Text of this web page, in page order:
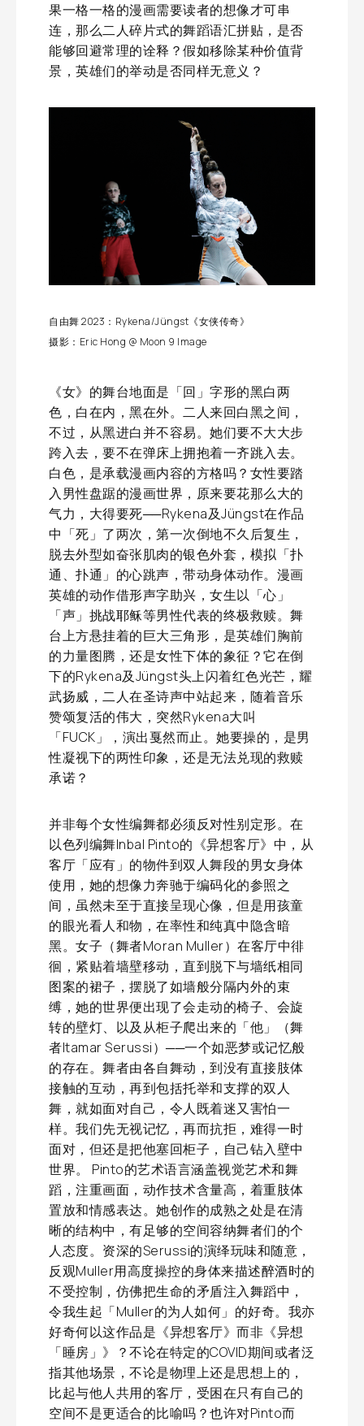
果一格一格的漫画需要读者的想像才可串
连，那么二人碎片式的舞蹈语汇拼贴，是否
能够回避常理的诠释？假如移除某种价值背
景，英雄们的举动是否同样无意义？
自由舞 2023：Rykena/Jüngst《女侠传奇》
摄影：Eric Hong @ Moon 9 Image
《女》的舞台地面是「回」字形的黑白两
色，白在内，黑在外。二人来回白黑之间，
不过，从黑进白并不容易。她们要不大大步
跨入去，要不在弹床上拥抱着一齐跳入去。
白色，是承载漫画内容的方格吗？女性要踏
入男性盘踞的漫画世界，原来要花那么大的
气力，大得要死──Rykena及Jüngst在作品
中「死」了两次，第一次倒地不久后复生，
脱去外型如奋张肌肉的银色外套，模拟「扑
通、扑通」的心跳声，带动身体动作。漫画
英雄的动作借形声字助兴，女生以「心」
「声」挑战耶稣等男性代表的终极救赎。舞
台上方悬挂着的巨大三角形，是英雄们胸前
的力量图腾，还是女性下体的象征？它在倒
下的Rykena及Jüngst头上闪着红色光芒，耀
武扬威，二人在圣诗声中站起来，随着音乐
赞颂复活的伟大，突然Rykena大叫
「FUCK」，演出戛然而止。她要操的，是男
性凝视下的两性印象，还是无法兑现的救赎
承诺？
并非每个女性编舞都必须反对性别定形。在
以色列编舞Inbal Pinto的《异想客厅》中，从
客厅「应有」的物件到双人舞段的男女身体
使用，她的想像力奔驰于编码化的参照之
间，虽然未至于直接呈现心像，但是用孩童
的眼光看人和物，在率性和纯真中隐含暗
黑。女子（舞者Moran Muller）在客厅中徘
徊，紧贴着墙壁移动，直到脱下与墙纸相同
图案的裙子，摆脱了如墙般分隔内外的束
缚，她的世界便出现了会走动的椅子、会旋
转的壁灯、以及从柜子爬出来的「他」（舞
者Itamar Serussi）──一个如恶梦或记忆般
的存在。舞者由各自舞动，到没有直接肢体
接触的互动，再到包括托举和支撑的双人
舞，就如面对自己，令人既着迷又害怕一
样。我们先无视记忆，再而抗拒，难得一时
面对，但还是把他塞回柜子，自己钻入壁中
世界。 Pinto的艺术语言涵盖视觉艺术和舞
蹈，注重画面，动作技术含量高，着重肢体
置放和情感表达。她创作的成熟之处是在清
晰的结构中，有足够的空间容纳舞者们的个
人态度。资深的Serussi的演绎玩味和随意，
反观Muller用高度操控的身体来描述醉酒时的
不受控制，仿佛把生命的矛盾注入舞蹈中，
令我生起「Muller的为人如何」的好奇。我亦
好奇何以这作品是《异想客厅》而非《异想
「睡房」》？不论在特定的COVID期间或者泛
指其他场景，不论是物理上还是思想上的，
比起与他人共用的客厅，受困在只有自己的
空间不是更适合的比喻吗？也许对Pinto而